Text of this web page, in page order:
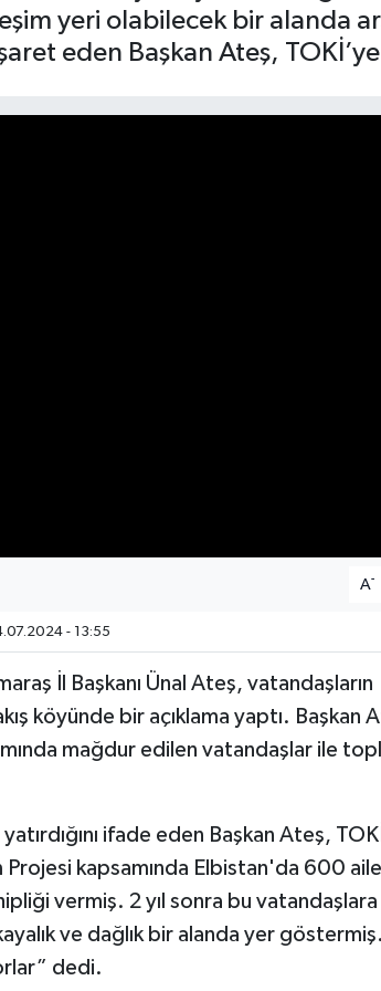
yeri olabilecek bir alanda
eden Başkan Ateş,
A-
- 13:55
İl Başkanı Ünal Ateş, vatandaşların
köyünde bir açıklama yaptı. Başkan
mağdur edilen vatandaşlar ile
ifade eden Başkan Ateş, TOKİ
Projesi kapsamında Elbistan'da 600
vermiş. 2 yıl sonra bu vatandaşlara
ve dağlık bir alanda yer
dedi.